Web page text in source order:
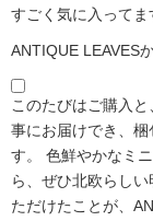
すごく気に入ってま
ANTIQUE LEAVES
このたびはご購入
事にお届けでき、
す。 色鮮やかなミ
ら、ぜひ北欧らし
ただけたことが、